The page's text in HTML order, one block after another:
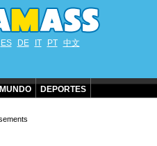
ES DE IT PT 中文
MUNDO DEPORTES